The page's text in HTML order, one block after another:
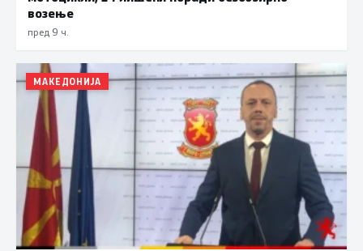
возење
пред 9 ч.
МАКЕДОНИЈА